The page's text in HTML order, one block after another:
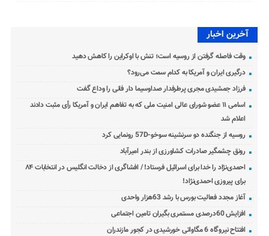
آخرین اخبار
وقت فاصله گرفتن از روسیه است؛ تنش با اوکراین را کاهش دهید
درگیری ایران و آمریکا به کدام سمت می‌رود؟
فرزاد جمشیدی مجری پرطرفدار صداوسیما دار فانی را وداع گفت
اسامی ۱۱ عضو شورای عالی امنیت ملی که به تفاهم ایران و آمریکا رأی مثبت دادند
اعلام شد
روسیه از جنگنده دو سرنشینه سوخو-57D رونمایی کرد
رونق چشمگیر صادرات کشاورزی از بندر امیرآباد
احمدی‌نژاد را خدا برای اسرائیل فرستاد! / افشاگری از دخالت انگلیس در انتخابات ۸۴
برای پیروزی احمدی‌نژاد!
آغاز مجدد فعالیت بورس با رشد 63هزار واحدی
افزایش 60درصدی مستمری بگیران تامین اجتماعی
افتتاح نیروگاه 6 مگاواتی خورشیدی در کجور مازندران